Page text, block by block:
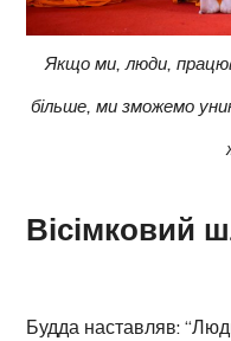
Якщо ми, люди,
більше, ми зможемо
Вісімковий
Будда наставляв: